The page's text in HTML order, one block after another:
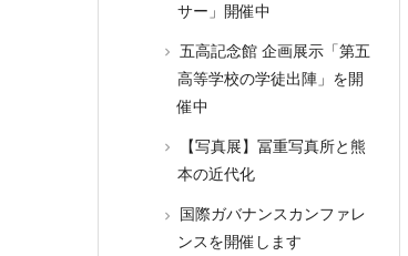
サー」開催中
五高記念館 企画展示「第五
高等学校の学徒出陣」を開
催中
【写真展】冨重写真所と熊
本の近代化
国際ガバナンスカンファレ
ンスを開催します